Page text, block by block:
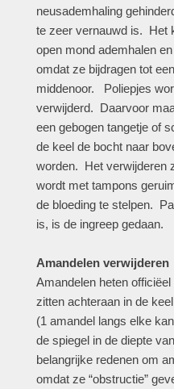
neusademhaling
te zeer vernauwd is. Het
open mond ademhalen
omdat ze bijdragen tot
middenoor. Poliepjes
verwijderd. Daarvoor
een gebogen tangetje of
de keel de bocht naar
worden. Het verwijderen
wordt met tampons
de bloeding te stelpen.
is, is de ingreep gedaan.
Amandelen verwijderen
Amandelen heten
zitten achteraan in de
(1 amandel langs elke
de spiegel in de diepte
belangrijke redenen om
omdat ze “obstructie”